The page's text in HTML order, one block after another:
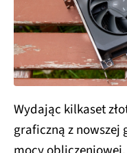
Wydając kilkaset
graficzną z nowszej